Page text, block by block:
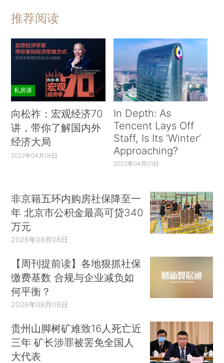
推荐阅读
私房课
向松祚：宏观经济70
讲，带你了解国内外
经济大局
2022年04月06日
In Depth: As
Tencent Lays Off
Staff, Is Its ‘Winter’
Approaching?
2022年04月01日
非京籍五环内购房社保降至一
年 北京市公积金最高可贷340
万元
2026年08月08日
【周刊提前读】各地狠抓社保
缴费基数 合规与企业减负如
何平衡？
2026年08月08日
贵州山脚树矿难致16人死亡近
三年 矿长涉罪被罢免全国人
大代表